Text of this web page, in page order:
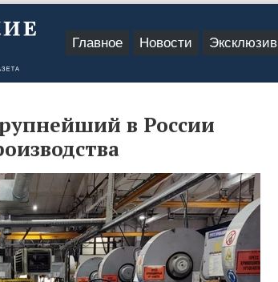
Главное Новости Эксклюзив
в России